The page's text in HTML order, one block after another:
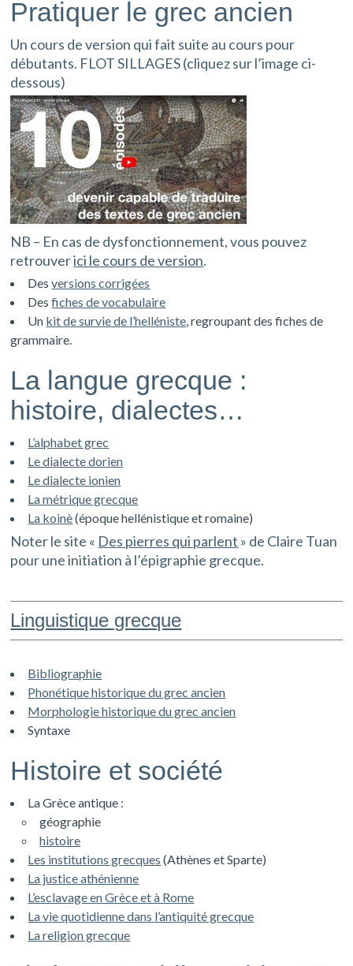
Pratiquer le grec ancien
Un cours de version qui fait suite au cours pour
débutants. FLOT SILLAGES (cliquez sur l’image ci-
dessous)
NB – En cas de dysfonctionnement, vous pouvez
retrouverici le cours de version.
Desversions corrigées
Desfiches de vocabulaire
Un kit de survie de l’helléniste, regroupant des fiches de
grammaire.
La langue grecque :
histoire, dialectes…
L’alphabet grec
Le dialecte dorien
Le dialecte ionien
La métrique grecque
La koinè(époque hellénistique et romaine)
Noter le site « Des pierres qui parlent » de Claire Tuan
pour une initiation à l’épigraphie grecque.
Linguistique grecque
Bibliographie
Phonétique historique du grec ancien
Morphologie historique du grec ancien
Syntaxe
Histoire et société
La Grèce antique :
géographie
histoire
Les institutions grecques (Athènes et Sparte)
La justice athénienne
L’esclavage en Grèce et à Rome
La vie quotidienne dans l’antiquité grecque
La religion grecque